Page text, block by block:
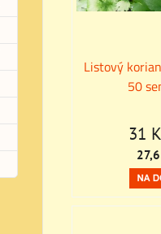
Listový
50
31